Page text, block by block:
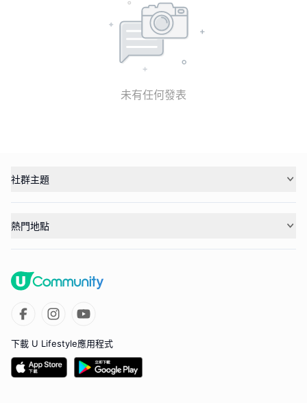
未有任何發表
社群主題
熱門地點
下載 U Lifestyle應用程式